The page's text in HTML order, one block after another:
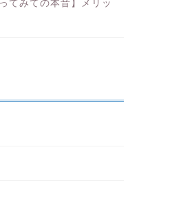
てみての本音】メリッ